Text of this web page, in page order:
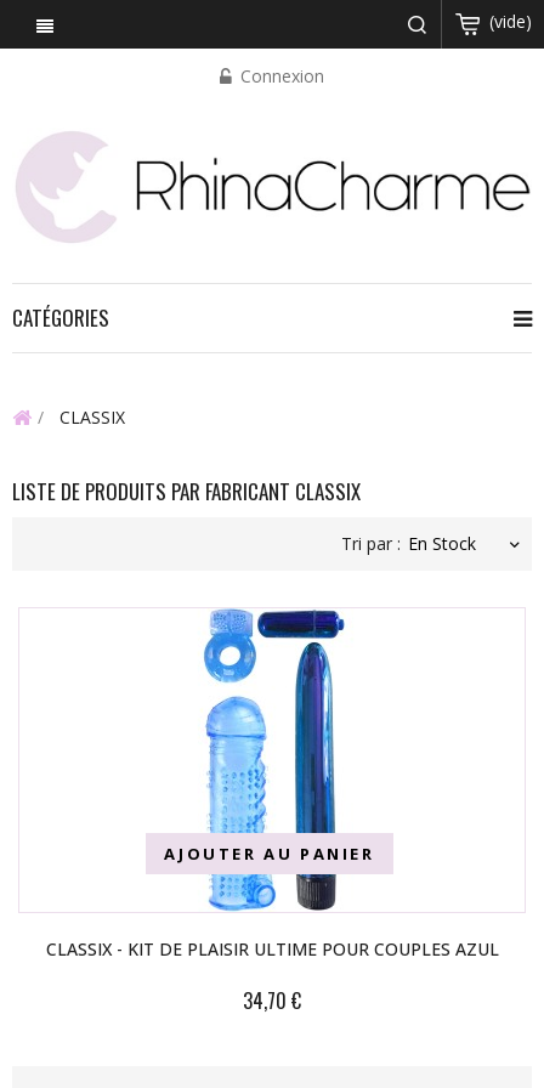
(vide)
Connexion
CATÉGORIES
CLASSIX
LISTE DE PRODUITS PAR FABRICANT CLASSIX
Tri par :
CLASSIX - KIT DE PLAISIR ULTIME POUR COUPLES AZUL
34,70 €
AJOUTER AU PANIER